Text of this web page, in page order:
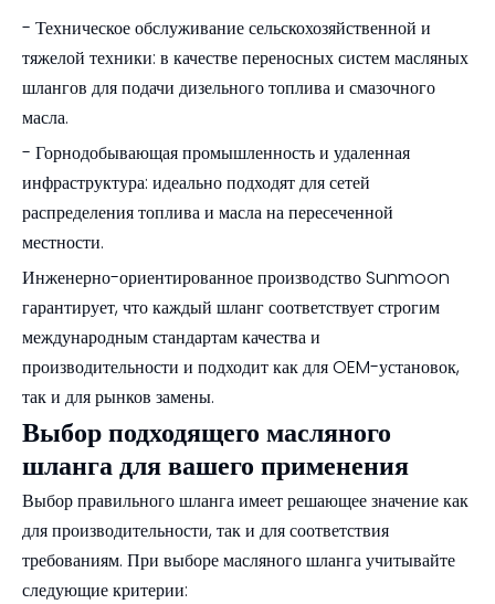
- Техническое обслуживание сельскохозяйственной и
тяжелой техники: в качестве переносных систем масляных
шлангов для подачи дизельного топлива и смазочного
масла.
- Горнодобывающая промышленность и удаленная
инфраструктура: идеально подходят для сетей
распределения топлива и масла на пересеченной
местности.
Инженерно-ориентированное производство Sunmoon
гарантирует, что каждый шланг соответствует строгим
международным стандартам качества и
производительности и подходит как для OEM-установок,
так и для рынков замены.
Выбор подходящего масляного
шланга для вашего применения
Выбор правильного шланга имеет решающее значение как
для производительности, так и для соответствия
требованиям. При выборе масляного шланга учитывайте
следующие критерии: